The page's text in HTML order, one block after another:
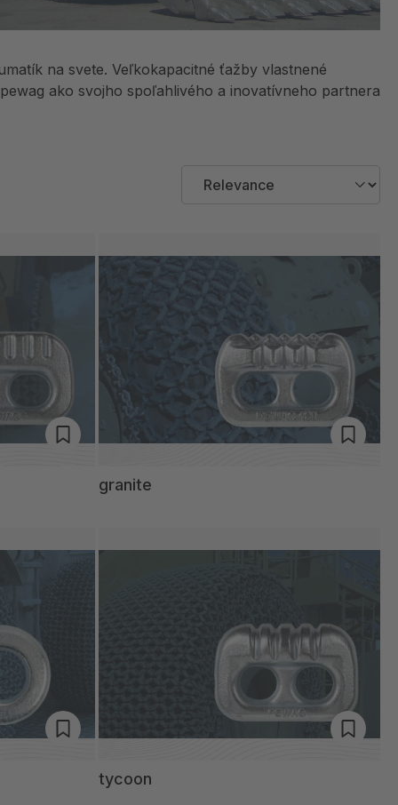
na svete. Veľkokapacitné ťažby vlastnené
ako svojho spoľahlivého a inovatívneho partnera
granite
tycoon